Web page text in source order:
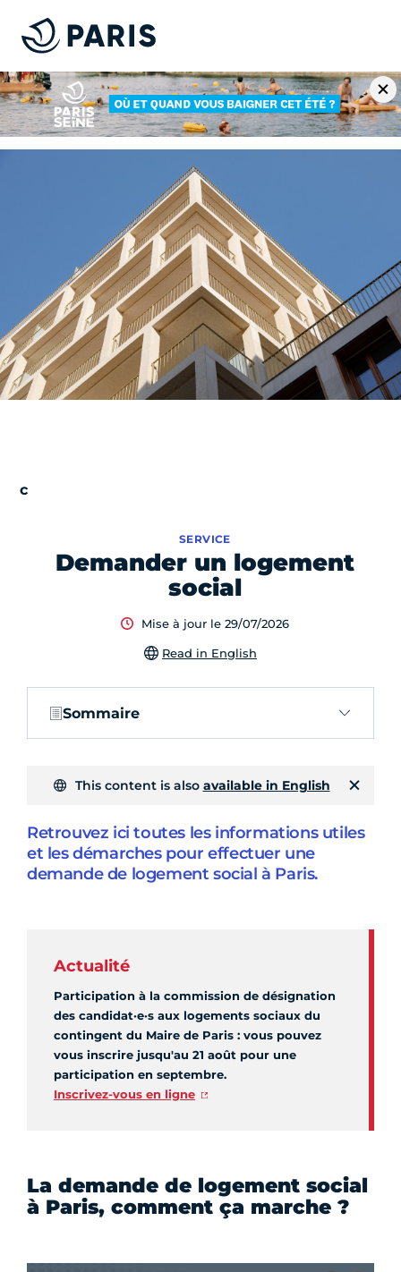
Demander un logement
social
SERVICE
Mise à jour le 29/07/2026
Read in English
Sommaire
This content is also available in English
Retrouvez ici toutes les informations utiles
et les démarches pour effectuer une
demande de logement social à Paris.
Actualité
Participation à la commission de désignation
des candidat·e·s aux logements sociaux du
contingent du Maire de Paris : vous pouvez
vous inscrire jusqu'au 21 août pour une
participation en septembre.
Inscrivez-vous en ligne
La demande de logement social
à Paris, comment ça marche ?